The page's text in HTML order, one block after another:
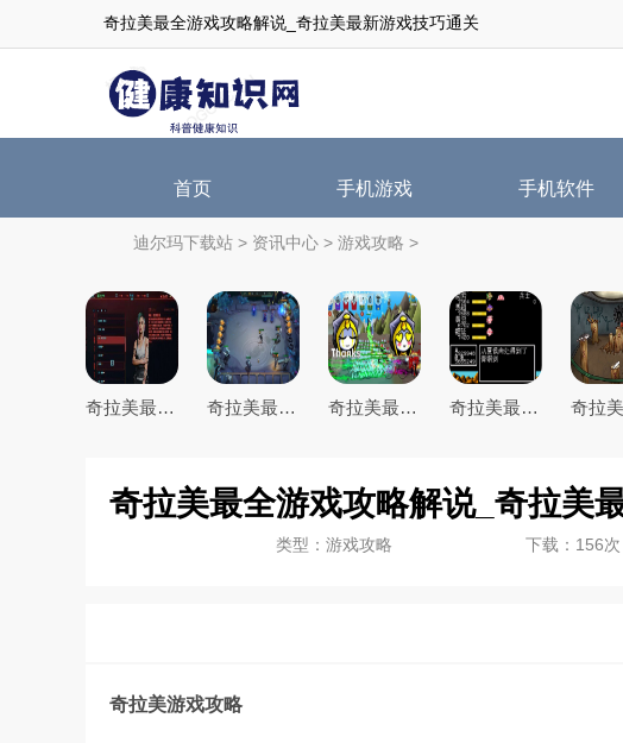
奇拉美最全游戏攻略解说_奇拉美最新游戏技巧通关
首页 手机游戏 手机软件
迪尔玛下载站 > 资讯中心 > 游戏攻略 >
奇拉美最全游戏攻略解说_奇拉美最新游戏技巧通关 奇拉美最全游戏攻略解说_奇拉美最新游戏技巧通关 奇拉美最全游戏攻略解说_奇拉美最新游戏技巧通关 奇拉美最全游戏攻略解说_奇拉美最新游戏技巧通关
奇拉美最全游戏攻略解说_奇拉美
类型：游戏攻略 下载：156次
奇拉美游戏攻略